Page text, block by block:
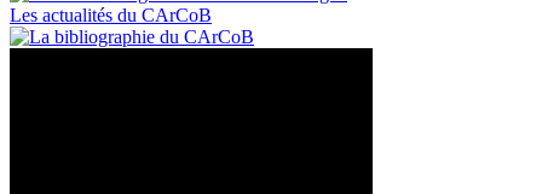
Les actualités du CArCoB